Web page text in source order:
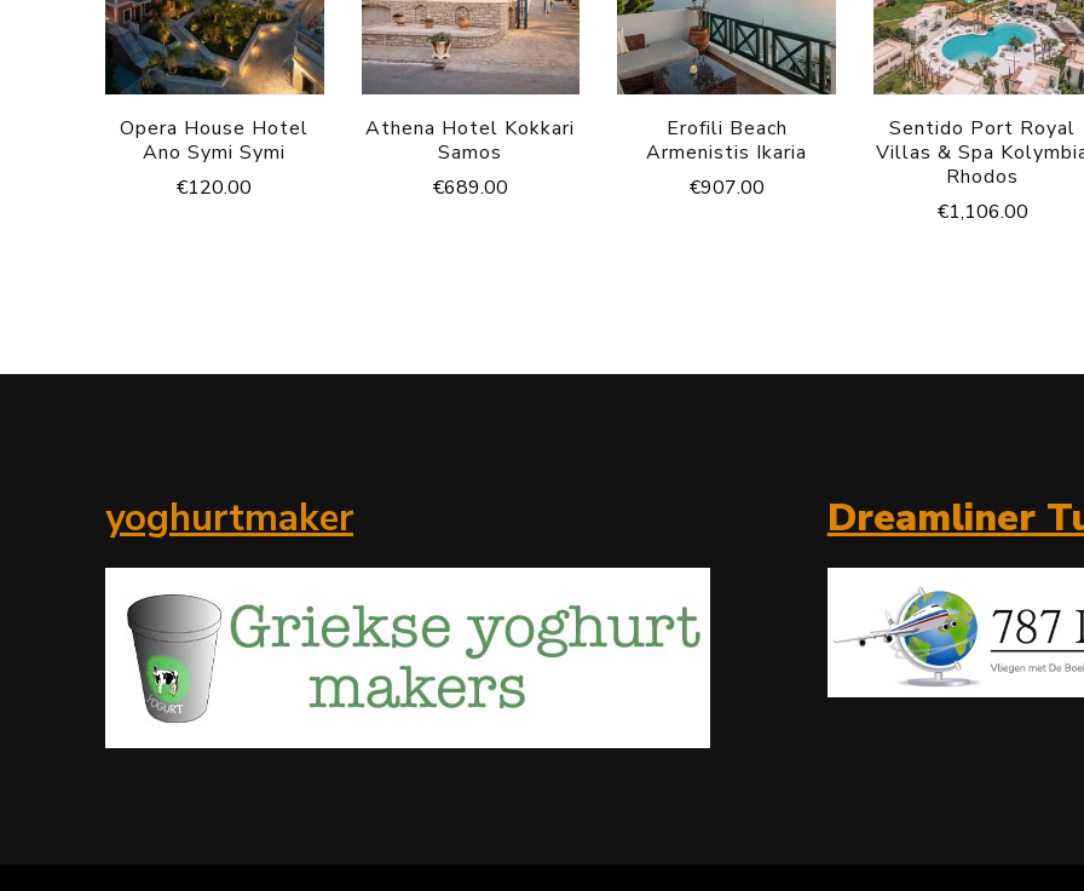
Opera House Hotel
Ano Symi Symi
€120.00
Athena Hotel Kokkari
Samos
€689.00
Erofili Beach
Armenistis Ikaria
€907.00
Sentido Port Royal
Villas & Spa
Rhodos
€1,106.00
yoghurtmaker Dreamliner